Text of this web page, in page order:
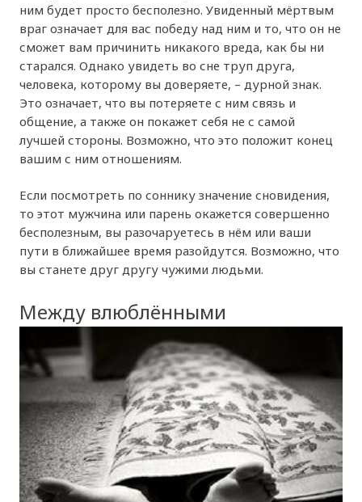
ним будет просто бесполезно. Увиденный мёртвым
враг означает для вас победу над ним и то, что он не
сможет вам причинить никакого вреда, как бы ни
старался. Однако увидеть во сне труп друга,
человека, которому вы доверяете, – дурной знак.
Это означает, что вы потеряете с ним связь и
общение, а также он покажет себя не с самой
лучшей стороны. Возможно, что это положит конец
вашим с ним отношениям.
Если посмотреть по соннику значение сновидения,
то этот мужчина или парень окажется совершенно
бесполезным, вы разочаруетесь в нём или ваши
пути в ближайшее время разойдутся. Возможно, что
вы станете друг другу чужими людьми.
Между влюблёнными